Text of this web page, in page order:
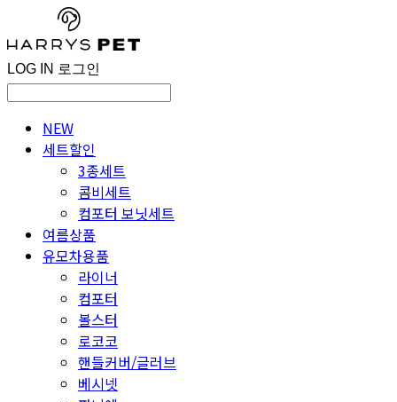
LOG IN 로그인
NEW
세트할인
3종세트
콤비세트
컴포터 보닛세트
여름상품
유모차용품
라이너
컴포터
볼스터
로코코
핸들커버/글러브
베시넷